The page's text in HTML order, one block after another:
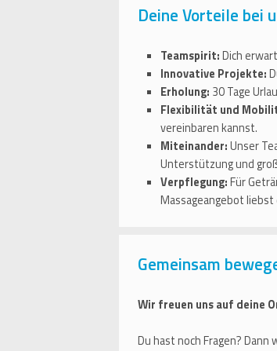
Deine Vorteile bei
Teamspirit:Dich
Innovative Projekte:
Erholung: 30 Tage
Flexibilität und
vereinbaren kannst.
Miteinander:Unser
Unterstützung und
Verpflegung:Für
Massageangebot liebst
Gemeinsam
Wir freuen uns auf deine
Du hast noch Fragen? Dann